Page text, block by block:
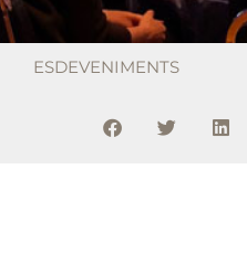
ESDEVENIMENTS